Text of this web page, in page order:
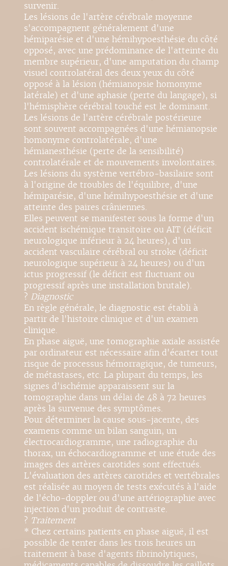
survenir.
Les lésions de l'artère cérébrale moyenne
s'accompagnent généralement d'une
hémiparésie et d'une hémihypoesthésie du côté
opposé, avec une prédominance de l'atteinte du
membre supérieur, d'une amputation du champ
visuel controlatéral des deux yeux du côté
opposé à la lésion (hémianopsie homonyme
latérale) et d'une aphasie (perte du langage), si
l'hémisphère cérébral touché est le dominant.
Les lésions de l'artère cérébrale postérieure
sont souvent accompagnées d'une hémianopsie
homonyme controlatérale, d'une
hémianesthésie (perte de la sensibilité)
controlatérale et de mouvements involontaires.
Les lésions du système vertébro-basilaire sont
à l'origine de troubles de l'équilibre, d'une
hémiparésie, d'une hémihypoesthésie et d'une
atteinte des paires crâniennes.
Elles peuvent se manifester sous la forme d'un
accident ischémique transitoire ou AIT (déficit
neurologique inférieur à 24 heures), d'un
accident vasculaire cérébral ou stroke (déficit
neurologique supérieur à 24 heures) ou d'un
ictus progressif (le déficit est fluctuant ou
progressif après une installation brutale).
? Diagnostic
En règle générale, le diagnostic est établi à
partir de l'histoire clinique et d'un examen
clinique.
En phase aiguë, une tomographie axiale assistée
par ordinateur est nécessaire afin d'écarter tout
risque de processus hémorragique, de tumeurs,
de métastases, etc. La plupart du temps, les
signes d'ischémie apparaissent sur la
tomographie dans un délai de 48 à 72 heures
après la survenue des symptômes.
Pour déterminer la cause sous-jacente, des
examens comme un bilan sanguin, un
électrocardiogramme, une radiographie du
thorax, un échocardiogramme et une étude des
images des artères carotides sont effectués.
L'évaluation des artères carotides et vertébrales
est réalisée au moyen de tests exécutés à l'aide
de l'écho-doppler ou d'une artériographie avec
injection d'un produit de contraste.
? Traitement
* Chez certains patients en phase aiguë, il est
possible de tenter dans les trois heures un
traitement à base d'agents fibrinolytiques,